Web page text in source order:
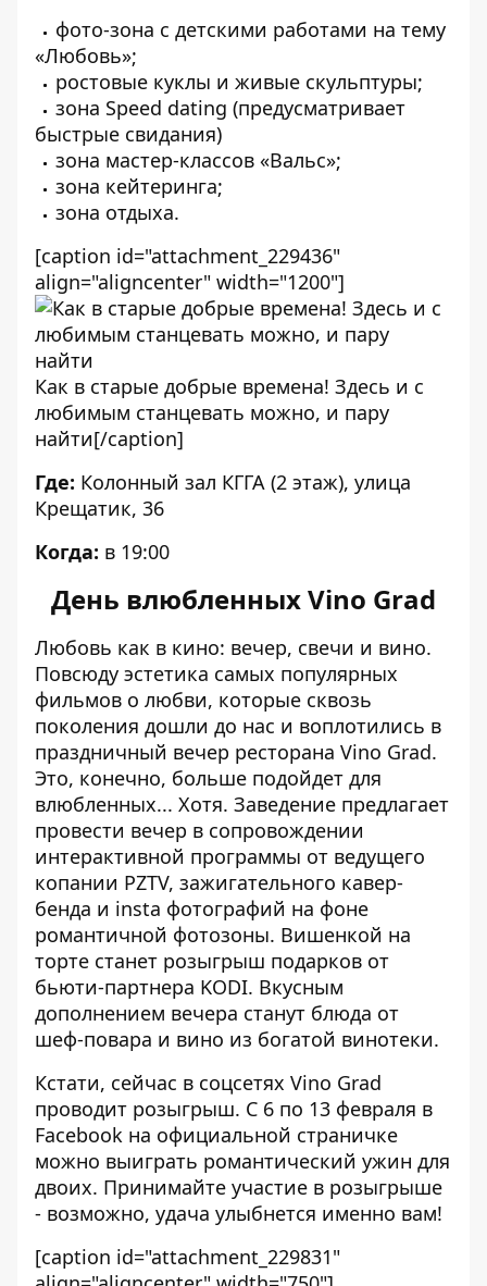
фото-зона с детскими работами на тему
«Любовь»;
ростовые куклы и живые скульптуры;
зона Speed dating (предусматривает
быстрые свидания)
зона мастер-классов «Вальс»;
зона кейтеринга;
зона отдыха.
[caption id="attachment_229436"
align="aligncenter" width="1200"]
Как в старые добрые времена! Здесь и с
любимым станцевать можно, и пару
найти[/caption]
Где: Колонный зал КГГА (2 этаж), улица
Крещатик, 36
Когда: в 19:00
День влюбленных Vino Grad
Любовь как в кино: вечер, свечи и вино.
Повсюду эстетика самых популярных
фильмов о любви, которые сквозь
поколения дошли до нас и воплотились в
праздничный вечер ресторана Vino Grad.
Это, конечно, больше подойдет для
влюбленных... Хотя. Заведение предлагает
провести вечер в сопровождении
интерактивной программы от ведущего
копании PZTV, зажигательного кавер-
бенда и insta фотографий на фоне
романтичной фотозоны. Вишенкой на
торте станет розыгрыш подарков от
бьюти-партнера KODI. Вкусным
дополнением вечера станут блюда от
шеф-повара и вино из богатой винотеки.
Кстати, сейчас в соцсетях Vino Grad
проводит розыгрыш. С 6 по 13 февраля в
Facebook на официальной страничке
можно выиграть романтический ужин для
двоих. Принимайте участие в розыгрыше
- возможно, удача улыбнется именно вам!
[caption id="attachment_229831"